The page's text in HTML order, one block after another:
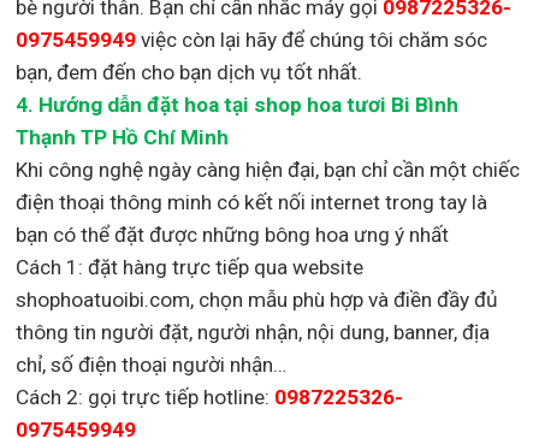
bè người thân. Bạn chỉ cần nhắc máy gọi 0987225326-
0975459949việc còn lại hãy để chúng tôi chăm sóc
bạn, đem đến cho bạn dịch vụ tốt nhất.
4. Hướng dẫn đặt hoa tại shop hoa tươi Bi Bình
Thạnh TP Hồ Chí Minh
Khi công nghệ ngày càng hiện đại, bạn chỉ cần một chiếc
điện thoại thông minh có kết nối internet trong tay là
bạn có thể đặt được những bông hoa ưng ý nhất
Cách 1: đặt hàng trực tiếp qua website
shophoatuoibi.com, chọn mẫu phù hợp và điền đầy đủ
thông tin người đặt, người nhận, nội dung, banner, địa
chỉ, số điện thoại người nhận…
Cách 2: gọi trực tiếp hotline: 0987225326-
0975459949